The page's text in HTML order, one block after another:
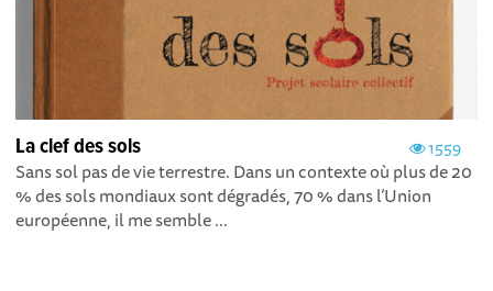
1559
La clef des sols
Sans sol pas de vie terrestre. Dans un contexte où plus de 20
% des sols mondiaux sont dégradés, 70 % dans l’Union
européenne, il me semble ...